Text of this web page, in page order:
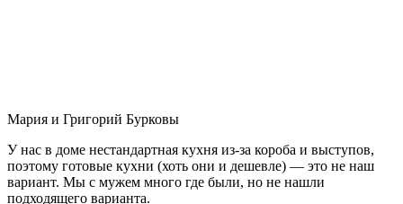
Мария и Григорий Бурковы
У нас в доме нестандартная кухня из-за короба и выступов,
поэтому готовые кухни (хоть они и дешевле) — это не наш
вариант. Мы с мужем много где были, но не нашли
подходящего варианта.